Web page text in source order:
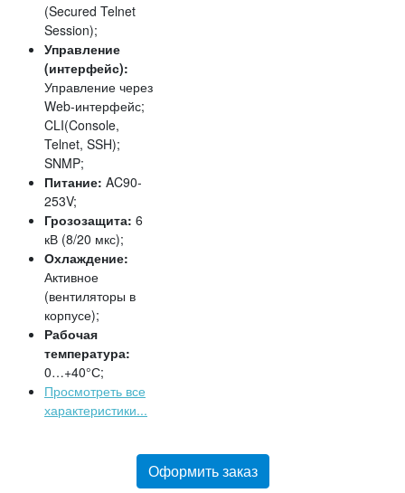
(Secured Telnet
Session);
Управление
(интерфейс):
Управление через
Web-интерфейс;
CLI(Console,
Telnet, SSH);
SNMP;
Питание: AC90-
253V;
Грозозащита: 6
кВ (8/20 мкс);
Охлаждение:
Активное
(вентиляторы в
корпусе);
Рабочая
температура:
0…+40°С;
Просмотреть все
характеристики...
Оформить заказ